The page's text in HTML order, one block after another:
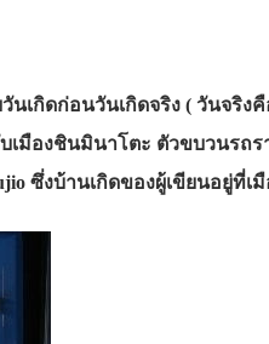
นเกิดก่อนวันเกิดจริง ( วันจริง
เมืองชินมินาโตะ ตัวขบวนรถ
ซึ่งบ้านเกิดของผู้เขียนอยู่ที่เ